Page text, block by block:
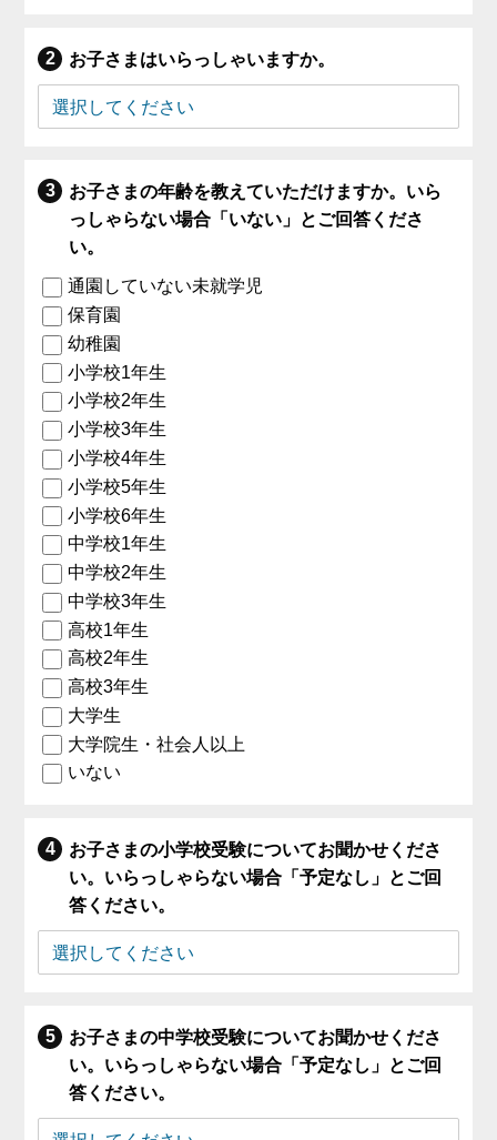
お子さまはいらっしゃいますか。
お子さまの年齢を教えていただけますか。いら
っしゃらない場合「いない」とご回答くださ
い。
通園していない未就学児
保育園
幼稚園
小学校1年生
小学校2年生
小学校3年生
小学校4年生
小学校5年生
小学校6年生
中学校1年生
中学校2年生
中学校3年生
高校1年生
高校2年生
高校3年生
大学生
大学院生・社会人以上
いない
お子さまの小学校受験についてお聞かせくださ
い。いらっしゃらない場合「予定なし」とご回
答ください。
お子さまの中学校受験についてお聞かせくださ
い。いらっしゃらない場合「予定なし」とご回
答ください。